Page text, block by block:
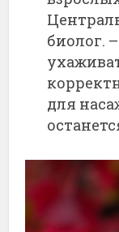
биолог.
для